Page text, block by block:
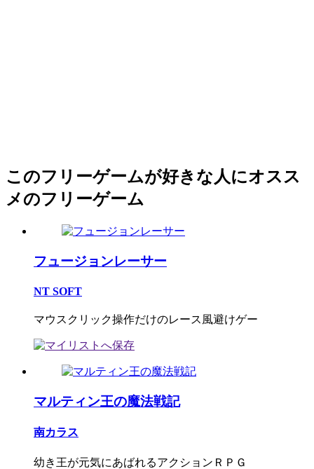
このフリーゲームが好きな人にオスス
メのフリーゲーム
フュージョンレーサー
NT SOFT
マウスクリック操作だけのレース風避けゲー
マルティン王の魔法戦記
南カラス
幼き王が元気にあばれるアクションＲＰＧ